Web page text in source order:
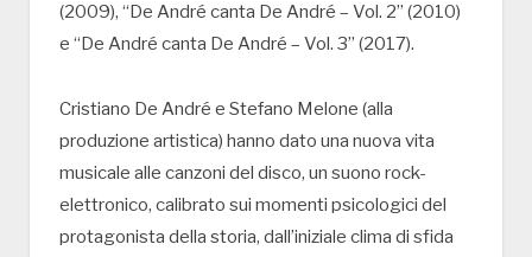
(2009), “De André canta De André – Vol. 2” (2010)
e “De André canta De André – Vol. 3” (2017).
Cristiano De André e Stefano Melone (alla
produzione artistica) hanno dato una nuova vita
musicale alle canzoni del disco, un suono rock-
elettronico, calibrato sui momenti psicologici del
protagonista della storia, dall’iniziale clima di sfida